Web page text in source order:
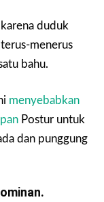
duduk
menerus
bahu.
menyebabkan
Postur untuk
dan punggung